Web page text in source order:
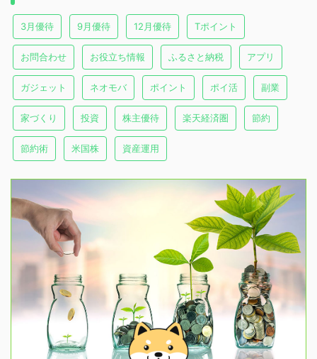
3月優待 9月優待 12月優待 Tポイント
お問合わせ お役立ち情報 ふるさと納税 アプリ
ガジェット ネオモバ ポイント ポイ活 副業
家づくり 投資 株主優待 楽天経済圏 節約
節約術 米国株 資産運用